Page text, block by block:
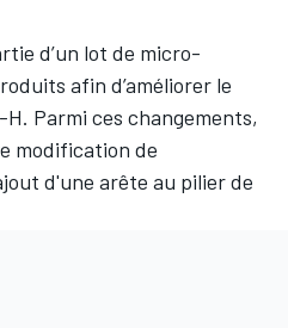
d’un lot de micro-
afin d’améliorer le
Parmi ces changements,
modification de
d'une arête au pilier de